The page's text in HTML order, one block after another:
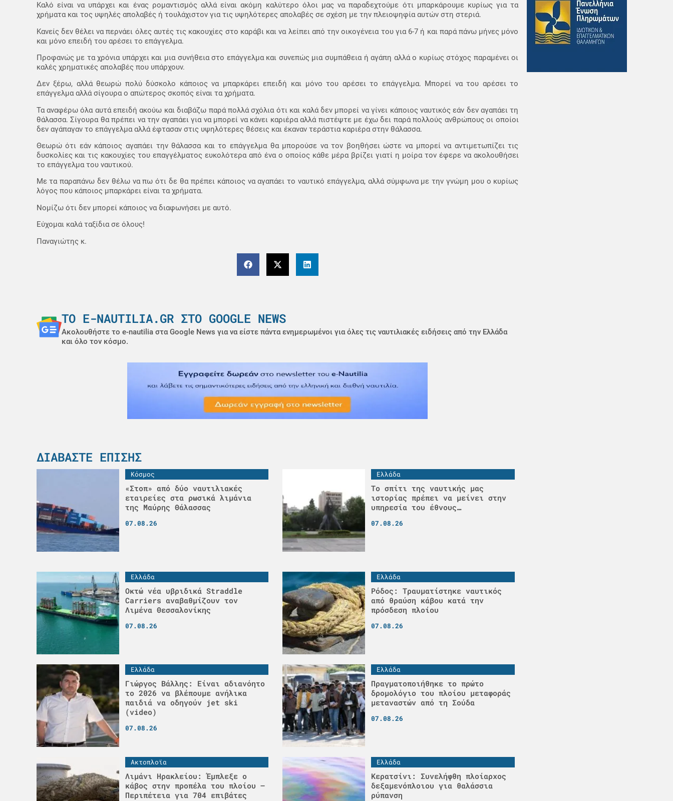
Καλό είναι να υπάρχει και ένας ρομαντισμός αλλά είναι ακόμη καλύτερο όλοι μας να παραδεχτούμε ότι μπαρκάρουμε κυρίως για τα
χρήματα και τος υψηλές απολαβές ή τουλάχιστον για τις υψηλότερες απολαβές σε σχέση με την πλειοψηφία αυτών στη στεριά.
Κανείς δεν θέλει να περνάει όλες αυτές τις κακουχίες στο καράβι και να λείπει από την οικογένεια του για 6-7 ή και παρά πάνω μήνες μόνο
και μόνο επειδή του αρέσει το επάγγελμα.
Προφανώς με τα χρόνια υπάρχει και μια συνήθεια στο επάγγελμα και συνεπώς μια συμπάθεια ή αγάπη αλλά ο κυρίως στόχος παραμένει οι
καλές χρηματικές απολαβές που υπάρχουν.
Δεν ξέρω, αλλά θεωρώ πολύ δύσκολο κάποιος να μπαρκάρει επειδή και μόνο του αρέσει το επάγγελμα. Μπορεί να του αρέσει το
επάγγελμα αλλά σίγουρα ο απώτερος σκοπός είναι τα χρήματα.
Τα αναφέρω όλα αυτά επειδή ακούω και διαβάζω παρά πολλά σχόλια ότι και καλά δεν μπορεί να γίνει κάποιος ναυτικός εάν δεν αγαπάει τη
θάλασσα. Σίγουρα θα πρέπει να την αγαπάει για να μπορεί να κάνει καριέρα αλλά πιστέψτε με έχω δει παρά πολλούς ανθρώπους οι οποίοι
δεν αγάπαγαν το επάγγελμα αλλά έφτασαν στις υψηλότερες θέσεις και έκαναν τεράστια καριέρα στην θάλασσα.
Θεωρώ ότι εάν κάποιος αγαπάει την θάλασσα και το επάγγελμα θα μπορούσε να τον βοηθήσει ώστε να μπορεί να αντιμετωπίζει τις
δυσκολίες και τις κακουχίες του επαγγέλματος ευκολότερα από ένα ο οποίος κάθε μέρα βρίζει γιατί η μοίρα τον έφερε να ακολουθήσει
το επάγγελμα του ναυτικού.
Με τα παραπάνω δεν θέλω να πω ότι δε θα πρέπει κάποιος να αγαπάει το ναυτικό επάγγελμα, αλλά σύμφωνα με την γνώμη μου ο κυρίως
λόγος που κάποιος μπαρκάρει είναι τα χρήματα.
Νομίζω ότι δεν μπορεί κάποιος να διαφωνήσει με αυτό.
Εύχομαι καλά ταξίδια σε όλους!
Παναγιώτης κ.
ΤΟ E-NAUTILIA.GR ΣΤΟ GOOGLE NEWS
Ακολουθήστε το e-nautilia στα Google News για να είστε πάντα ενημερωμένοι για όλες τις ναυτιλιακές ειδήσεις από την Ελλάδα
και όλο τον κόσμο.
ΔΙΑΒΆΣΤΕ ΕΠΊΣΗΣ
Κόσμος
«Στοπ» από δύο ναυτιλιακές
εταιρείες στα ρωσικά λιμάνια
της Μαύρης Θάλασσας
07.08.26
Ελλάδα
Το σπίτι της ναυτικής μας
ιστορίας πρέπει να μείνει στην
υπηρεσία του έθνους…
07.08.26
Ελλάδα
Οκτώ νέα υβριδικά Straddle
Carriers αναβαθμίζουν τον
Λιμένα Θεσσαλονίκης
07.08.26
Ελλάδα
Ρόδος: Τραυματίστηκε ναυτικός
από θραύση κάβου κατά την
πρόσδεση πλοίου
07.08.26
Ελλάδα
Γιώργος Βάλλης: Είναι αδιανόητο
το 2026 να βλέπουμε ανήλικα
παιδιά να οδηγούν jet ski
(video)
07.08.26
Ελλάδα
Πραγματοποιήθηκε το πρώτο
δρομολόγιο του πλοίου μεταφοράς
μεταναστών από τη Σούδα
07.08.26
Ακτοπλοϊα
Λιμάνι Ηρακλείου: Έμπλεξε ο
κάβος στην προπέλα του πλοίου –
Περιπέτεια για 704 επιβάτες
Ελλάδα
Κερατσίνι: Συνελήφθη πλοίαρχος
δεξαμενόπλοιου για θαλάσσια
ρύπανση